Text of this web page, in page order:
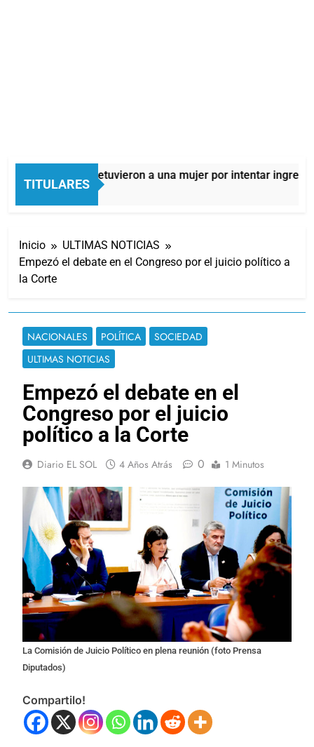
TITULARES
Quilmes: detuvieron a una mujer por intentar
8 Horas Atrás
Inicio
ULTIMAS NOTICIAS
Empezó el debate en el Congreso por el juicio político a
la Corte
NACIONALES POLÍTICA
SOCIEDAD
ULTIMAS NOTICIAS
Empezó el debate en el
Congreso por el juicio
político a la Corte
Diario EL SOL 4 Años Atrás 0 1 Minutos
La Comisión de Juicio Político en plena reunión (foto Prensa
Diputados)
Compartilo!